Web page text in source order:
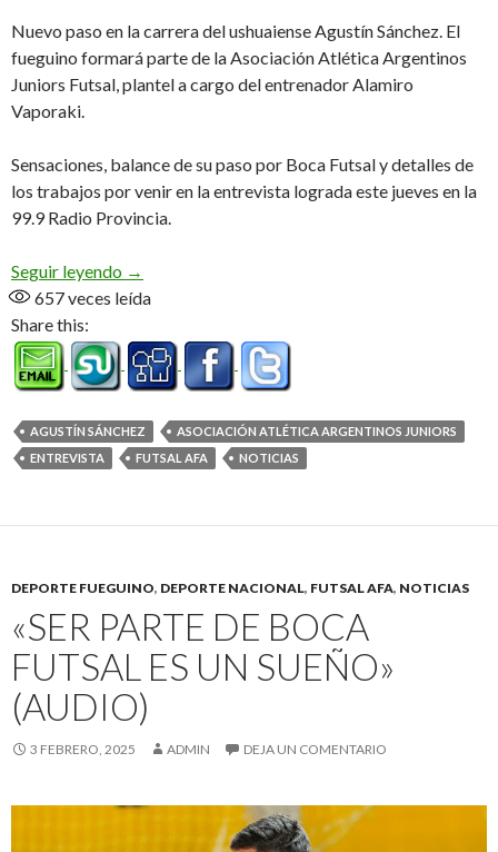
Nuevo paso en la carrera del ushuaiense Agustín Sánchez. El
fueguino formará parte de la Asociación Atlética Argentinos
Juniors Futsal, plantel a cargo del entrenador Alamiro
Vaporaki.
Sensaciones, balance de su paso por Boca Futsal y detalles de
los trabajos por venir en la entrevista lograda este jueves en la
99.9 Radio Provincia.
Seguir leyendo «El lunes arrancamos la pretemporada, muy
→
657veces leída
Share this:
AGUSTÍN SÁNCHEZ
ASOCIACIÓN ATLÉTICA ARGENTINOS JUNIORS
ENTREVISTA
FUTSAL AFA NOTICIAS
DEPORTE FUEGUINO, DEPORTE NACIONAL, FUTSAL AFA, NOTICIAS
«SER PARTE DE BOCA
FUTSAL ES UN SUEÑO»
(AUDIO)
3 FEBRERO, 2025 ADMIN DEJA UN COMENTARIO